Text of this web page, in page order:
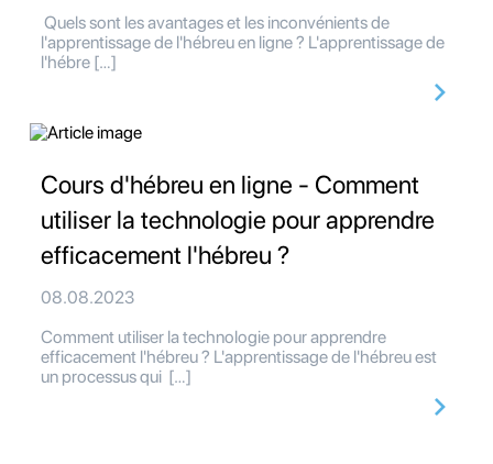
Quels sont les avantages et les inconvénients de
l'apprentissage de l'hébreu en ligne ? L'apprentissage de
l'hébre […]
Cours d'hébreu en ligne - Comment
utiliser la technologie pour apprendre
efficacement l'hébreu ?
08.08.2023
Comment utiliser la technologie pour apprendre
efficacement l'hébreu ? L'apprentissage de l'hébreu est
un processus qui […]